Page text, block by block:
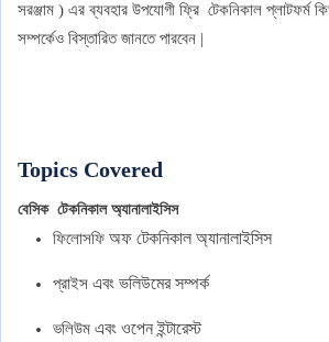
সরঞ্জাম ) এর ব্যবহার উপযোগী ফ্রি টেকনিকাল প্লাটফর্ম
সম্পর্কেও বিস্তারিত জানতে পারবেন |
Topics Covered
বেসিক টেকনিকাল অ্যানালাইসিস
ফিলোসফি অফ টেকনিকাল অ্যানালাইসিস
প্রাইস এবং ভলিউমের সম্পর্ক
ভলিউম এবং ওপেন ইন্টারেস্ট